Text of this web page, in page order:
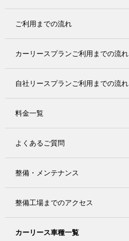
ご利用までの流れ
カーリースプランご利用までの流れ
自社リースプランご利用までの流れ
料金一覧
よくあるご質問
整備・メンテナンス
整備工場までのアクセス
カーリース車種一覧